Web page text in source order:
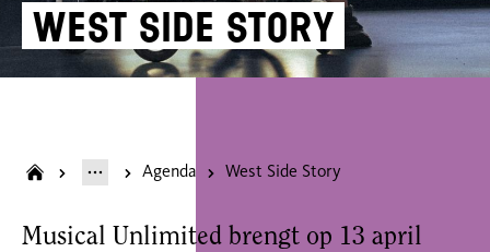
West Side Story
Agenda West Side Story
Musical Unlimited brengt op 13 april